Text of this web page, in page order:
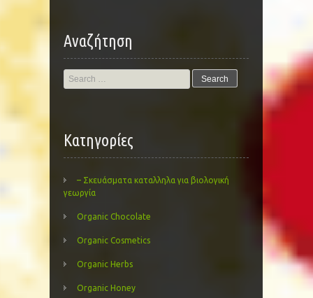
Αναζήτηση
Search
for:
Kατηγορίες
– Σκευάσματα καταλληλα για βιολογική
γεωργία
Organic Chocolate
Organic Cosmetics
Organic Herbs
Organic Honey